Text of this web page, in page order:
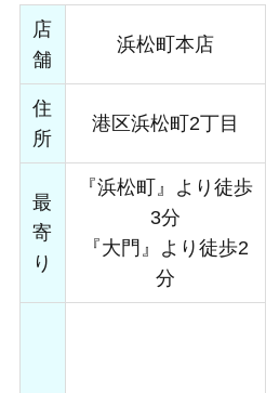
店
舗
浜松町本店
住
所
港区浜松町2丁目
最
寄
り
『浜松町』より徒歩
3分
『大門』より徒歩2
分